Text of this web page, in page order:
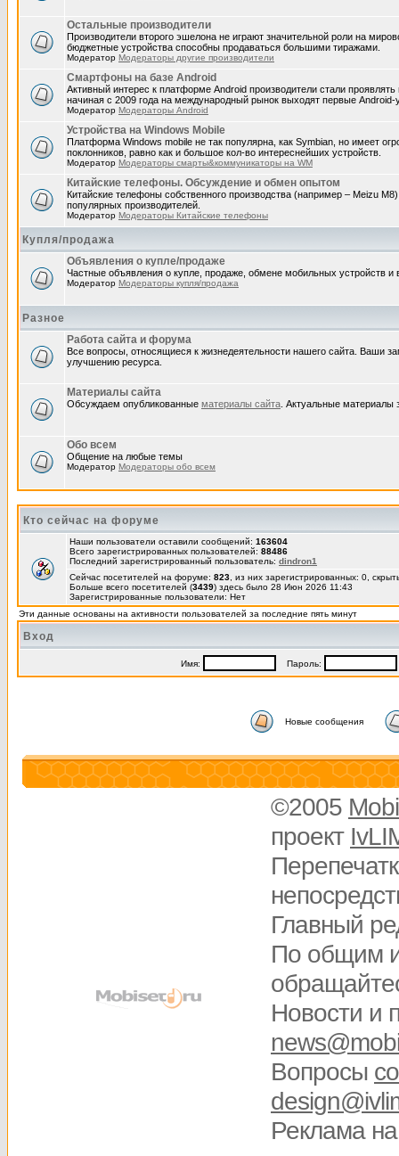
Остальные производители
Производители второго эшелона не играют значительной роли на
бюджетные устройства способны продаваться большими тиражами.
Модератор Модераторы другие производители
Смартфоны на базе Android
Активный интерес к платформе Android производители стали
начиная с 2009 года на международный рынок выходят первые Android-
Модератор Модераторы Android
Устройства на Windows Mobile
Платформа Windows mobile не так популярна, как Symbian, но имеет
поклонников, равно как и большое кол-во интереснейших устройств.
Модератор Модераторы смарты&коммуникаторы на WM
Китайские телефоны. Обсуждение и обмен опытом
Китайские телефоны собственного производства (например – Meizu
популярных производителей.
Модератор Модераторы Китайские телефоны
Купля/продажа
Объявления о купле/продаже
Частные объявления о купле, продаже, обмене мобильных устройств и
Модератор Модераторы купля/продажа
Разное
Работа сайта и форума
Все вопросы, относящиеся к жизнедеятельности нашего сайта. Ваши
улучшению ресурса.
Материалы сайта
Обсуждаем опубликованные материалы сайта . Актуальные материалы
Обо всем
Общение на любые темы
Модератор Модераторы обо всем
Кто сейчас на форуме
Наши пользователи оставили сообщений: 163604
Всего зарегистрированных пользователей: 88486
Последний зарегистрированный пользователь: dindron1
Сейчас посетителей на форуме: 823 , из них зарегистрированных: 0,
Больше всего посетителей (3439) здесь было 28 Июн 2026 11:43
Зарегистрированные пользователи: Нет
Эти данные основаны на активности пользователей за последние пять минут
Вход
Имя: Пароль:
Новые сообщения
©2005
проект
Главный
По общим
Новости и
Вопросы
Реклама